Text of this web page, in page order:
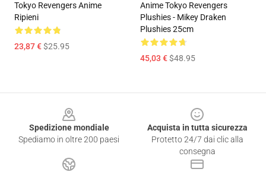
Tokyo Revengers Anime
Ripieni
23,87 €$25.95
Anime Tokyo Revengers
Plushies - Mikey Draken
Plushies 25cm
45,03 €$48.95
Spedizione mondiale
Spediamo in oltre 200 paesi
Acquista in tutta sicurezza
Protetto 24/7 dai clic alla
consegna